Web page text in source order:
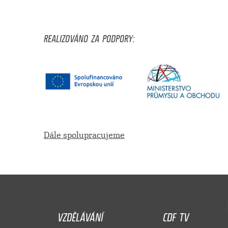
REALIZOVÁNO ZA PODPORY:
Dále spolupracujeme
VZDĚLÁVÁNÍ CDF TV